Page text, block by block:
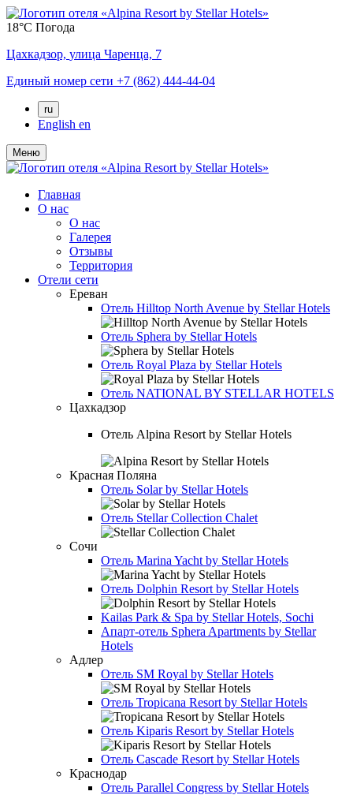
18°C Погода
Цахкадзор, улица Чаренца, 7
Единый номер сети +7 (862) 444-44-04
ru
English en
Меню
Главная
О нас
О нас
Галерея
Отзывы
Территория
Отели сети
Ереван
Отель Hilltop North Avenue by Stellar Hotels
Отель Sphera by Stellar Hotels
Отель Royal Plaza by Stellar Hotels
Отель NATIONAL BY STELLAR HOTELS
Цахкадзор
Отель Alpina Resort by Stellar Hotels
Красная Поляна
Отель Solar by Stellar Hotels
Отель Stellar Collection Chalet
Сочи
Отель Marina Yacht by Stellar Hotels
Отель Dolphin Resort by Stellar Hotels
Kailas Park & Spa by Stellar Hotels, Sochi
Апарт-отель Sphera Apartments by Stellar
Hotels
Адлер
Отель SM Royal by Stellar Hotels
Отель Tropicana Resort by Stellar Hotels
Отель Kiparis Resort by Stellar Hotels
Отель Cascade Resort by Stellar Hotels
Краснодар
Отель Parallel Congress by Stellar Hotels